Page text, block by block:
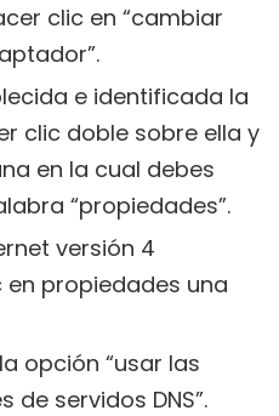
clic en “cambiar
e identificada la
clic doble sobre ella y
en la cual debes
“propiedades”.
versión 4
en propiedades una
opción “usar las
de servidos DNS”.